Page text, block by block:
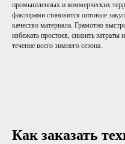
промышленных и коммерческих
факторами становятся оптовые
качество материала. Грамотно
избежать простоев, снизить затраты
течение всего зимнего сезона.
Как заказать